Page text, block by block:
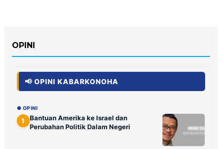
OPINI
📢 OPINI KABARKONOHA
● OPINI
1
Bantuan Amerika ke Israel dan
Perubahan Politik Dalam Negeri